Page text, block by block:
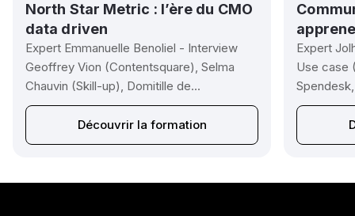
North Star Metric : l’ère du CMO
data driven
Expert Emmanuelle Benoliel - Interview
Geoffrey Vion (Contentsquare), Selma
Chauvin (Skill-up), Domitille de...
Découvrir la formation
Expert
Use case